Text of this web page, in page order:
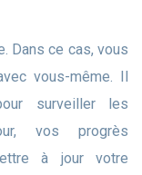
vous-même. Il
surveiller les
vos progrès
à jour votre